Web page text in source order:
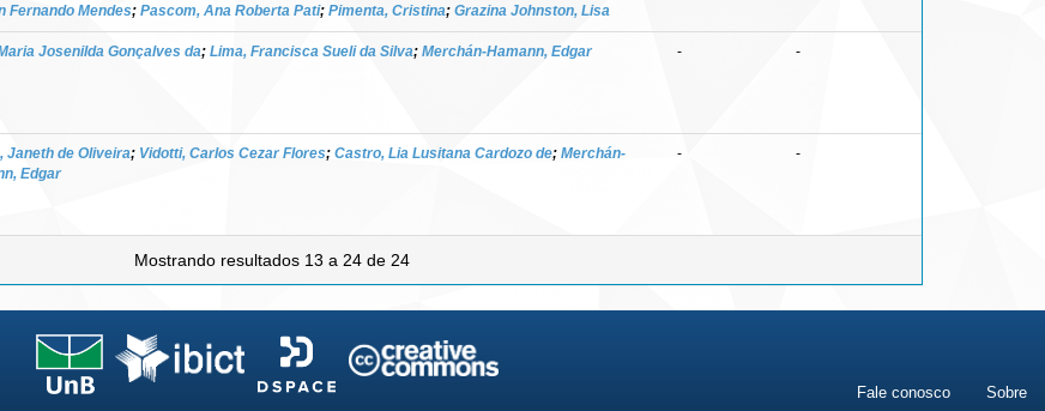
Fernando Mendes; Pascom, Ana Roberta Pati; Pimenta, Cristina; Grazina Johnston, Lisa
Josenilda Gonçalves da; Lima, Francisca Sueli da Silva; Merchán-Hamann, Edgar - -
Janeth de Oliveira; Vidotti, Carlos Cezar Flores; Castro, Lia Lusitana Cardozo de; Merchán-
Edgar
- -
Mostrando resultados 13 a 24 de 24
Fale conosco Sobre